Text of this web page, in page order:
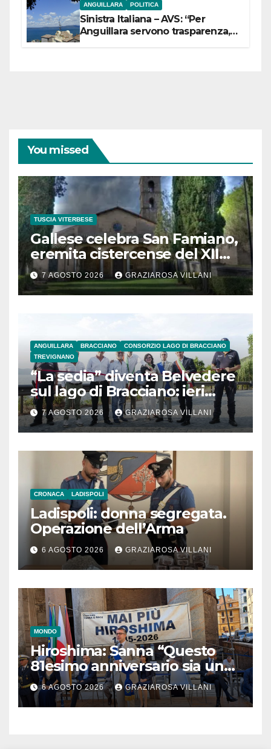
ANGUILLARA POLITICA
Sinistra Italiana – AVS: “Per
Anguillara servono trasparenza,
You missed
TUSCIA VITERBESE
Gallese celebra San Famiano,
eremita cistercense del XII
secolo
7 AGOSTO 2026 GRAZIAROSA VILLANI
ANGUILLARA BRACCIANO
CONSORZIO LAGO DI BRACCIANO
TREVIGNANO
“La sedia” diventa Belvedere
sul lago di Bracciano: ieri
l’inaugurazione
7 AGOSTO 2026 GRAZIAROSA VILLANI
CRONACA LADISPOLI
Ladispoli: donna segregata.
Operazione dell’Arma
6 AGOSTO 2026 GRAZIAROSA VILLANI
MONDO
Hiroshima: Sanna “Questo
81esimo anniversario sia un
monito per tutti”
6 AGOSTO 2026 GRAZIAROSA VILLANI